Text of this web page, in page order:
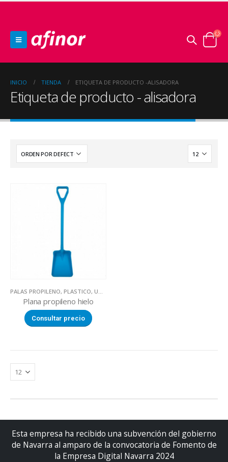
INICIO TIENDA ETIQUETA DE PRODUCTO -ALISADORA
Etiqueta de producto - alisadora
PALAS PROPILENO, PLASTICO, UTILLAJE
Plana propileno hielo
Consultar precio
Esta empresa ha recibido una subvención del gobierno
de Navarra al amparo de la convocatoria de Fomento de
la Empresa Digital Navarra 2024